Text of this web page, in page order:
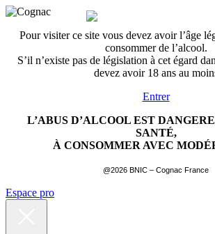
Pour visiter ce site vous devez avoir l’âge
consommer de l’alcool.
S’il n’existe pas de législation à cet égard
devez avoir 18 ans au
Entrer
L’ABUS D’ALCOOL EST
SANTÉ,
À CONSOMMER AVEC
@2026 BNIC – Cognac France
Espace pro